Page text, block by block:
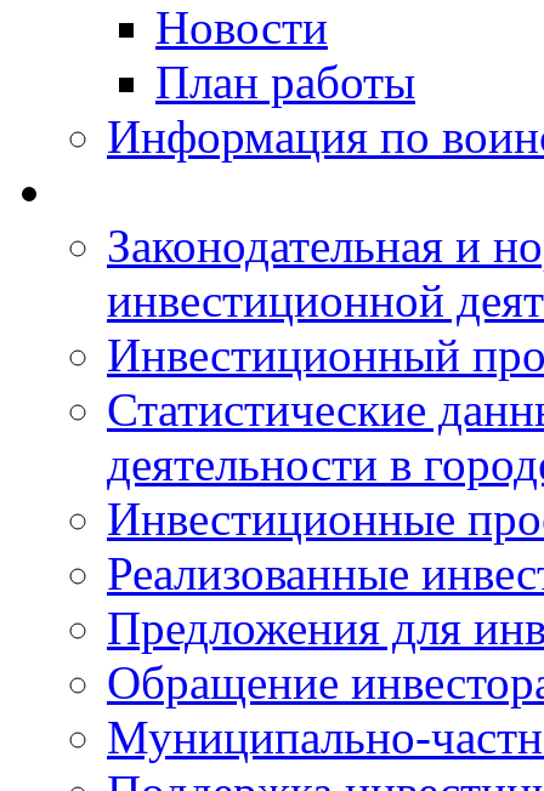
Новости
План работы
Информация по
Законодательная и
инвестиционной
Инвестиционный
Статистические
деятельности в
Инвестиционные
Реализованные
Предложения для
Обращение
Муниципально-